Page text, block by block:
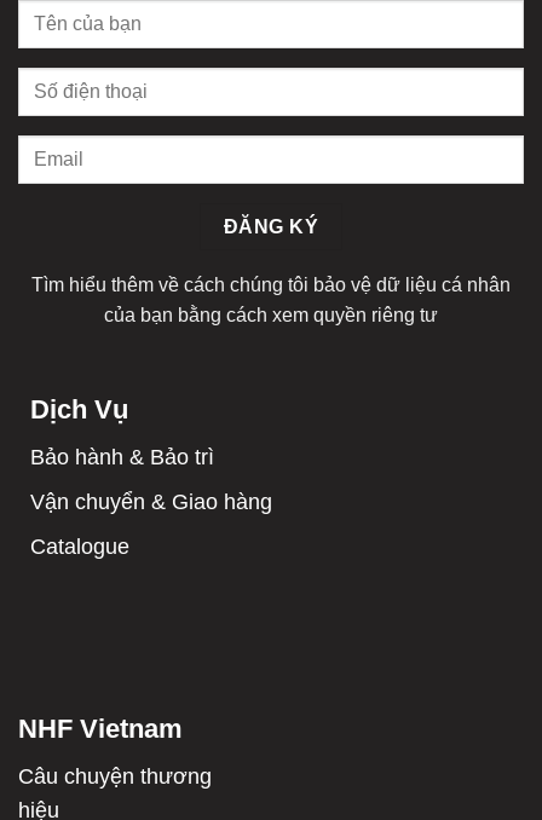
Tìm hiểu thêm về cách chúng tôi bảo vệ dữ liệu cá nhân
của bạn bằng cách xem quyền riêng tư
Dịch Vụ
Bảo hành & Bảo trì
Vận chuyển & Giao hàng
Catalogue
NHF Vietnam
Câu chuyện thương
hiệu